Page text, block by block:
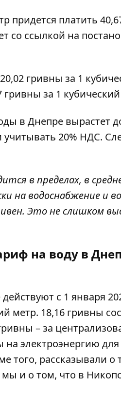
платить
со ссылкой на
гривны за 1
за 1
в Днепре вырастет
учитывать 20% НДС.
в пределах, в
на водоснабжение и
Это не слишком
на воду в
с 1 января
метр. 18,16 гривны
– за
на электроэнергию
того, рассказывали о
и о том, что в